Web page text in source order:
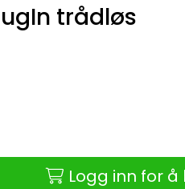
trådløs
Logg inn for å